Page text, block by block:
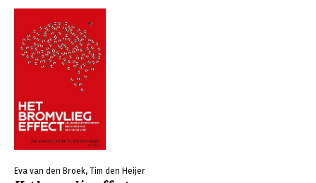
Eva van den Broek, Tim den Heijer